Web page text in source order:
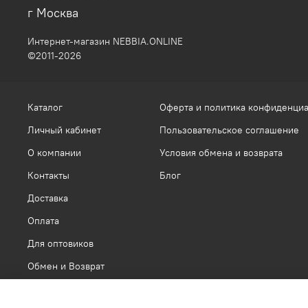
г Москва
Интернет-магазин NEBBIA.ONLINE
©2011-2026
Каталог
Личный кабинет
О компании
Контакты
Доставка
Оплата
Для оптовиков
Обмен и Возврат
Оферта и политика
Пользовательское соглашение
Условия обмена и возврата
Блог